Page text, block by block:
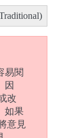
易閱
因
改
如果
意見